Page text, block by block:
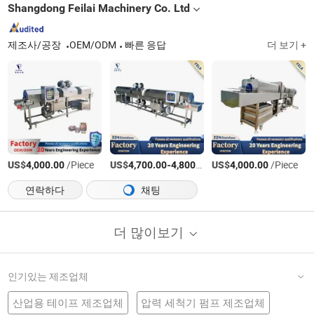
Shangdong Feilai Machinery Co. Ltd
제조사/공장 OEM/ODM 빠른 응답 더 보기 +
US$4,000.00/Piece US$4,700.00-4,800.00 /set
US$4,000.00/Piece
연락하다
채팅
더 많이보기
인기있는 제조업체
산업용 테이프 제조업체 압력 세척기 펌프 제조업체